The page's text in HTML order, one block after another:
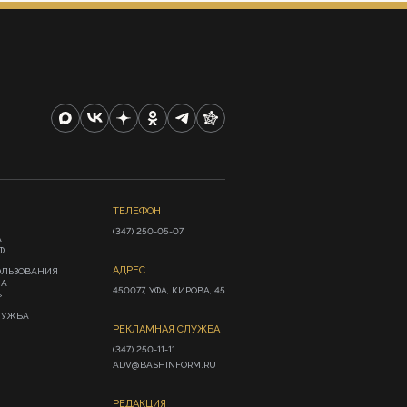
ТЕЛЕФОН
(347) 250-05-07
АДРЕС
450077, УФА, КИРОВА, 45
РЕКЛАМНАЯ СЛУЖБА
(347) 250-11-11
ADV@BASHINFORM.RU
РЕДАКЦИЯ